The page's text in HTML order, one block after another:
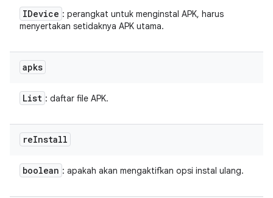
IDevice : perangkat untuk menginstal APK, harus
menyertakan setidaknya APK utama.
apks
List : daftar file APK.
reInstall
boolean : apakah akan mengaktifkan opsi instal ulang.